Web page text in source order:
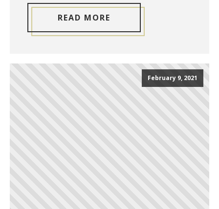
READ MORE
February 9, 2021